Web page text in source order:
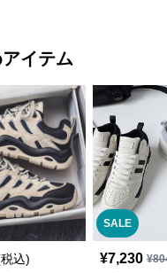
イテム
込)
SALE
¥7,230 ¥